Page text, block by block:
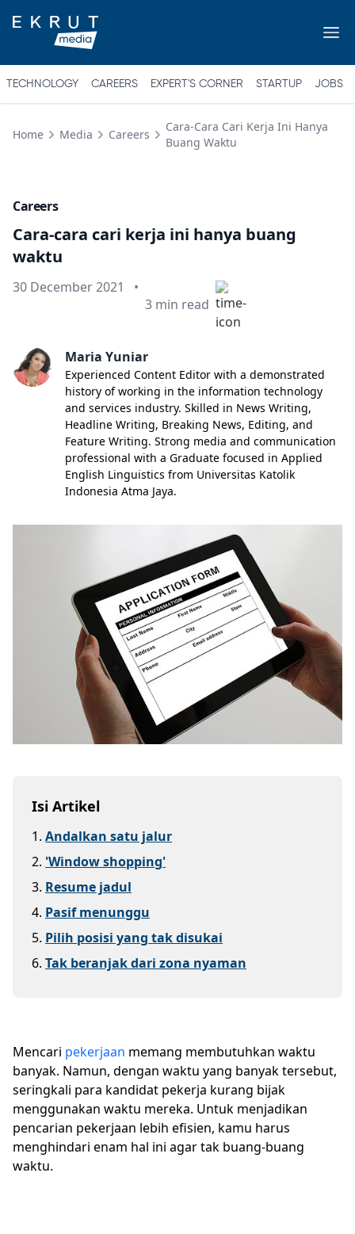
TECHNOLOGY CAREERS EXPERT'S CORNER STARTUP JOBS
Home Media Careers
Cara-Cara Cari Kerja Ini Hanya
Buang Waktu
Careers
Cara-cara cari kerja ini hanya buang
waktu
Published on
30 December 2021
•
Min read
3 min read
Maria Yuniar
Experienced Content Editor with a demonstrated
history of working in the information technology
and services industry. Skilled in News Writing,
Headline Writing, Breaking News, Editing, and
Feature Writing. Strong media and communication
professional with a Graduate focused in Applied
English Linguistics from Universitas Katolik
Indonesia Atma Jaya.
Isi Artikel
1. Andalkan satu jalur
2. 'Window shopping'
3. Resume jadul
4. Pasif menunggu
5. Pilih posisi yang tak disukai
6. Tak beranjak dari zona nyaman
Mencari pekerjaan memang membutuhkan waktu
banyak. Namun, dengan waktu yang banyak tersebut,
seringkali para kandidat pekerja kurang bijak
menggunakan waktu mereka. Untuk menjadikan
pencarian pekerjaan lebih efisien, kamu harus
menghindari enam hal ini agar tak buang-buang
waktu.